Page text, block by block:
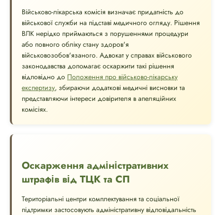
Військово-лікарська комісія визначає придатність до
військової служби на підставі медичного огляду. Рішення
ВЛК нерідко приймаються з порушеннями процедури
або повного обліку стану здоров'я
військовозобов'язаного. Адвокат у справах військового
законодавства допомагає оскаржити такі рішення
відповідно до Положення про військово-лікарську
експертизу, збираючи додаткові медичні висновки та
представляючи інтереси довірителя в апеляційних
комісіях.
Оскарження адміністративних
штрафів від ТЦК та СП
Територіальні центри комплектування та соціальної
підтримки застосовують адміністративну відповідальність